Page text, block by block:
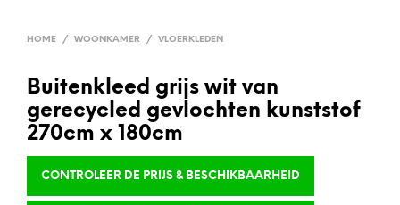
HOME / WOONKAMER / VLOERKLEDEN
Buitenkleed grijs wit van
gerecycled gevlochten kunststof
270cm x 180cm
CONTROLEER DE PRIJS & BESCHIKBAARHEID